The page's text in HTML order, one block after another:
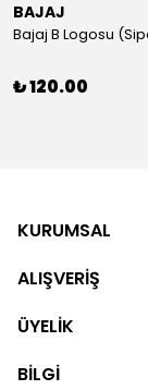
BAJAJ
₺ 120.00
KURUMSAL
ALIŞVERİŞ
ÜYELİK
BİLGİ